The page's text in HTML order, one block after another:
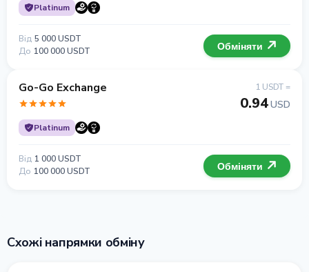
Platinum
Від 5 000 USDT
До 100 000 USDT Обміняти
Go-Go Exchange
Platinum
1 USDT =
0.94USD
Від 1 000 USDT
До 100 000 USDT Обміняти
Схожі напрямки обміну